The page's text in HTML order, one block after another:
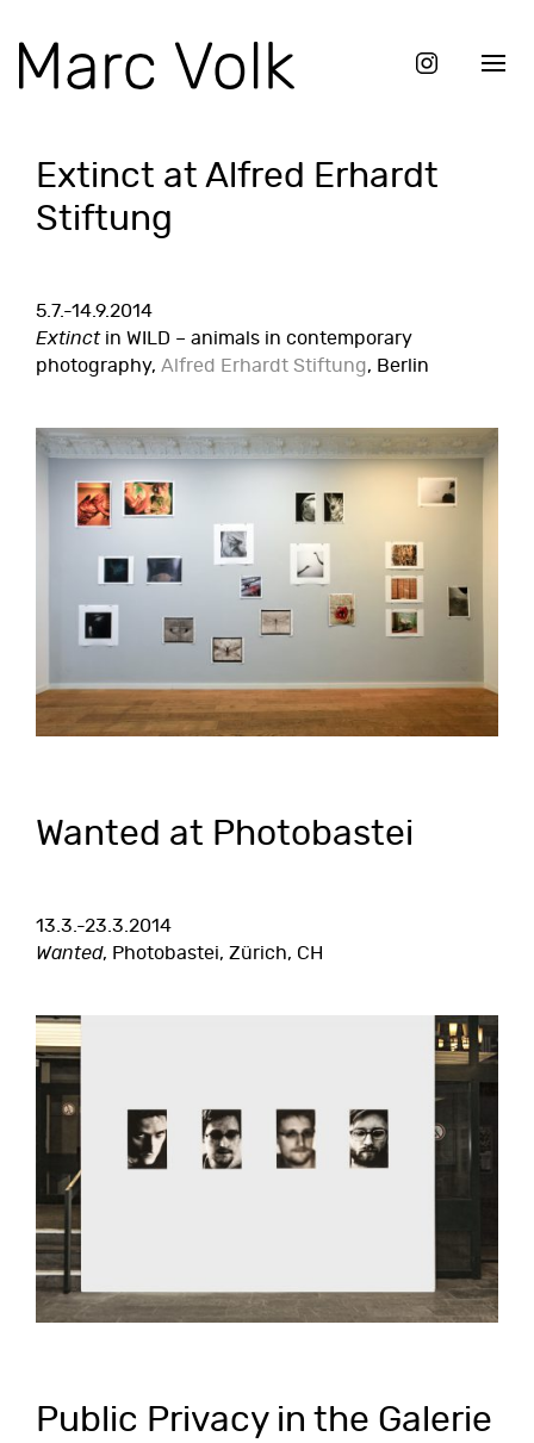
Extinct at Alfred Erhardt
Stiftung
5.7.-14.9.2014
Extinctin WILD – animals in contemporary
photography, Alfred Erhardt Stiftung, Berlin
Wanted at Photobastei
13.3.-23.3.2014
Wanted, Photobastei, Zürich, CH
Public Privacy in the Galerie